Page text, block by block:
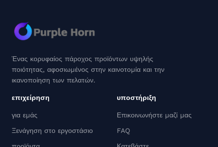
Ένας κορυφαίος πάροχος προϊόντων υψηλής
ποιότητας, αφοσιωμένος στην καινοτομία και την
ικανοποίηση των πελατών.
επιχείρηση
για εμάς
Ξενάγηση στο εργοστάσιο
υποστήριξη
Επικοινωνήστε μαζί μας
FAQ